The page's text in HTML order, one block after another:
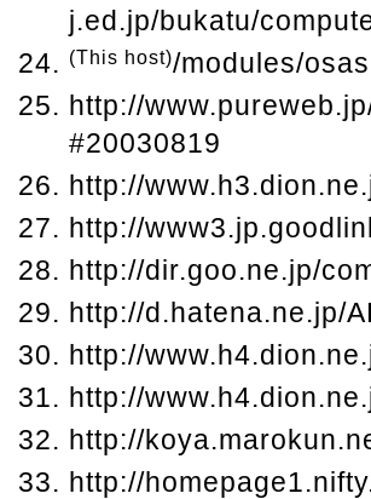
j.ed.jp/bukatu/
(This host)/modules/
http://
#20030819
http://
http://
http://dir.goo.ne.jp/
http://d.hatena.ne.jp/
http://
http://
http://
http://